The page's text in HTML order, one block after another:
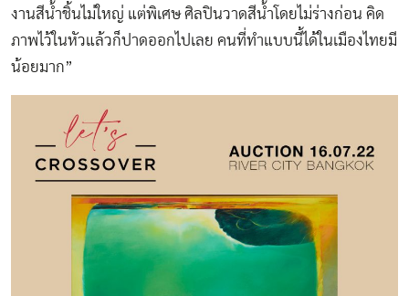
งานสีน้ำชิ้นไม่ใหญ่ แต่พิเศษ ศิลปินวาดสีน้ำโดยไม่ร่างก่อน คิด
ภาพไว้ในหัวแล้วก็ปาดออกไปเลย คนที่ทำแบบนี้ได้ในเมืองไทยมี
น้อยมาก”